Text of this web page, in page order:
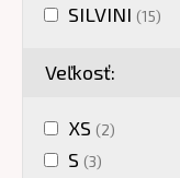
SILVINI (15)
Veľkosť:
XS (2)
S (3)